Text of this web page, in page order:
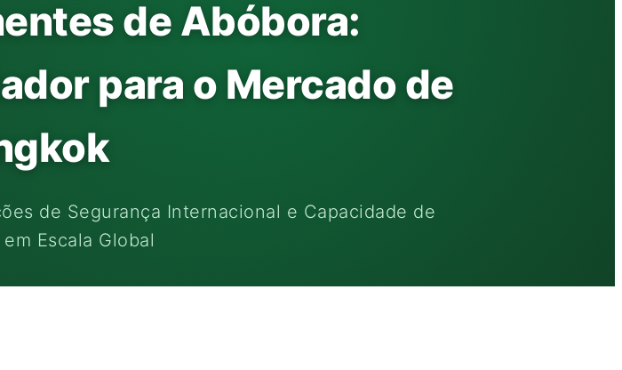
de Abóbora:
para o Mercado de
de Segurança Internacional e Capacidade de
Escala Global